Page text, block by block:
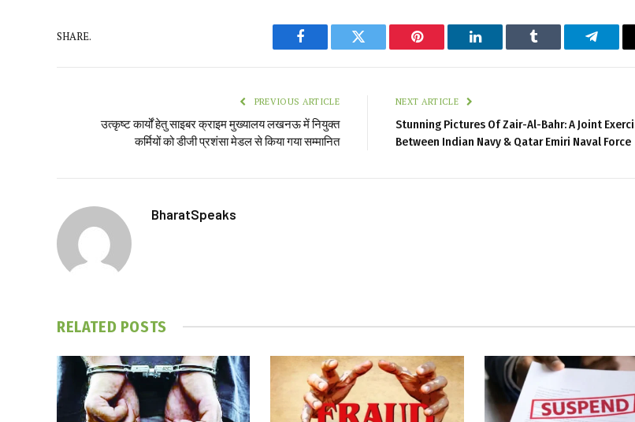
SHARE.
Facebook Twitter Pinterest LinkedIn Tumblr
PREVIOUS ARTICLE
उत्कृष्ट कार्यों हेतु साइबर क्राइम मुख्यालय लखनऊ में नियुक्त
कर्मियों को डीजी प्रशंसा मेडल से किया गया सम्मानित
NEXT ARTICLE
Stunning Pictures Of Zair-Al-Bahr: A Joint
Between Indian Navy & Qatar Emiri Naval Force
BharatSpeaks
RELATED POSTS